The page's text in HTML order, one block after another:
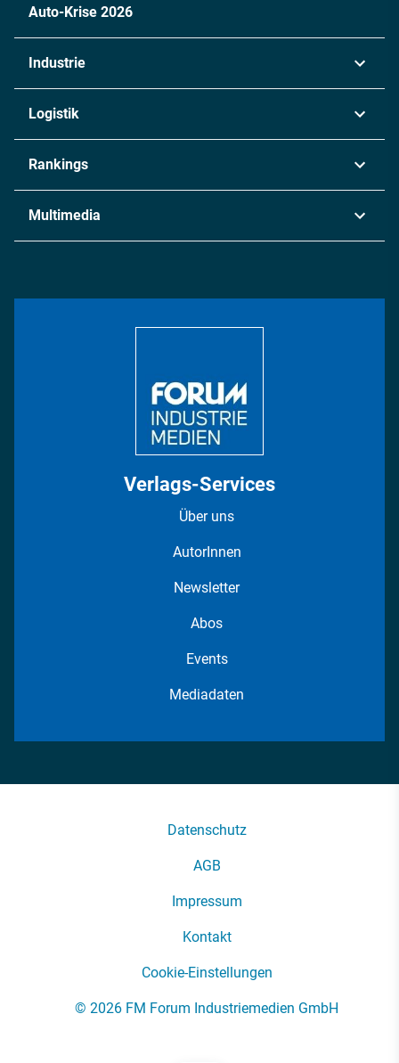
Auto-Krise 2026
Industrie
Chemie
Metall
Energie
Logistik
Rankings
Multimedia
Verlags-Services
Über uns
AutorInnen
Newsletter
Abos
Events
Mediadaten
Datenschutz
AGB
Impressum
Kontakt
Cookie-Einstellungen
© 2026 FM Forum Industriemedien GmbH